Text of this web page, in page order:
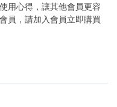
用心得，讓其他會員更容
員，請加入會員立即購買